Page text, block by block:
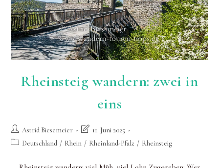
Rheinsteig wandern: zwei in
eins
Beitrags-
Autor:
Astrid Biesemeier
Beitrag
zuletzt
geändert
11. Juni 2025
Beitrags-Deutschland / Rhein / Rheinland-Pfalz / Rheinsteig